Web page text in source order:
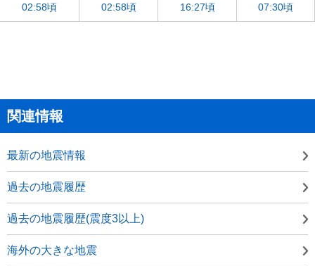
02:58頃
02:58頃
16:27頃
07:30頃
関連情報
最新の地震情報
過去の地震履歴
過去の地震履歴(震度3以上)
海外の大きな地震